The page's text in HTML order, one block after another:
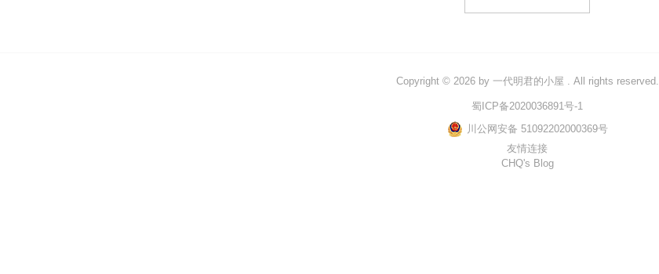
Copyright © 2026 by 一代明君的小屋 . All rights reserved.
蜀ICP备2020036891号-1
川公网安备 51092202000369号
友情连接
CHQ's Blog